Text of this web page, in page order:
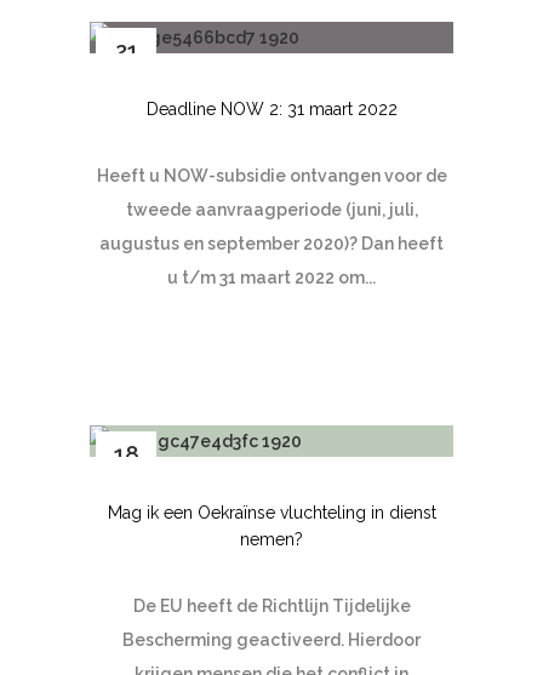
21
Deadline NOW 2: 31 maart 2022
Heeft u NOW-subsidie ontvangen voor de
tweede aanvraagperiode (juni, juli,
augustus en september 2020)? Dan heeft
u t/m 31 maart 2022 om...
18
Mag ik een Oekraïnse vluchteling in dienst
nemen?
De EU heeft de Richtlijn Tijdelijke
Bescherming geactiveerd. Hierdoor